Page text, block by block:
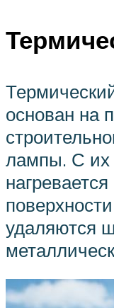
основан на
лампы. С их
удаляются